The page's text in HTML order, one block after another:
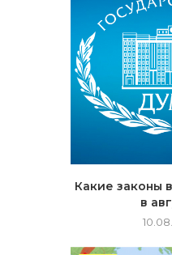
Какие законы
в